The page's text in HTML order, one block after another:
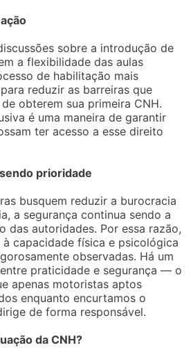
sobre a introdução de
a flexibilidade das aulas
de habilitação mais
reduzir as barreiras que
obterem sua primeira CNH.
é uma maneira de garantir
ter acesso a esse direito
prioridade
busquem reduzir a burocracia
a segurança continua sendo a
das autoridades. Por essa razão,
capacidade física e psicológica
observadas. Há um
praticidade e segurança — o
apenas motoristas aptos
enquanto encurtamos o
de forma responsável.
da CNH?